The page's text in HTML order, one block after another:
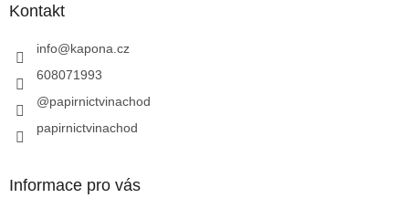
Kontakt
info@kapona.cz
608071993
@papirnictvinachod
papirnictvinachod
Informace pro vás